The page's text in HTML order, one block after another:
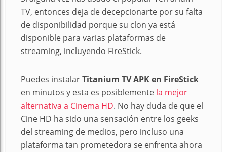
TV, entonces deja de decepcionarte por su falta
de disponibilidad porque su clon ya está
disponible para varias plataformas de
streaming, incluyendo FireStick.
Puedes instalarTitanium TV APK en FireStick
en minutos y esta es posiblemente la mejor
alternativa a Cinema HD. No hay duda de que el
Cine HD ha sido una sensación entre los geeks
del streaming de medios, pero incluso una
plataforma tan prometedora se enfrenta ahora